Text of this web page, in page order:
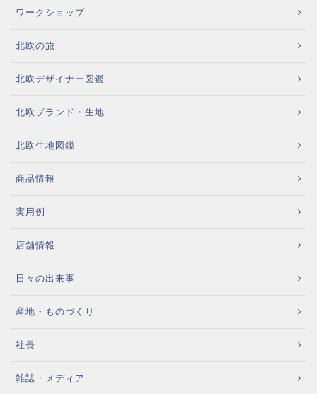
ワークショップ
北欧の旅
北欧デザイナー図鑑
北欧ブランド・生地
北欧生地図鑑
商品情報
実用例
店舗情報
日々の出来事
産地・ものづくり
社長
雑誌・メディア